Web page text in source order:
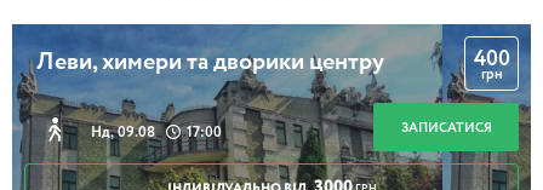
Леви, химери та дворики центру
Нд, 09.08 17:00
400
грн
ЗАПИСАТИСЯ